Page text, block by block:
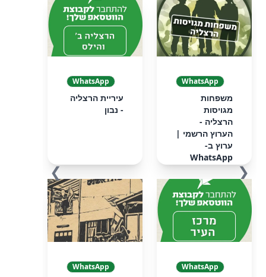
❮
WhatsApp
‏‏משפחות
מגויסות
הרצליה -
הערוץ הרשמי‏ |
ערוץ ב-
WhatsApp
WhatsApp
עיריית הרצליה
- נבון
WhatsApp
WhatsApp
❯